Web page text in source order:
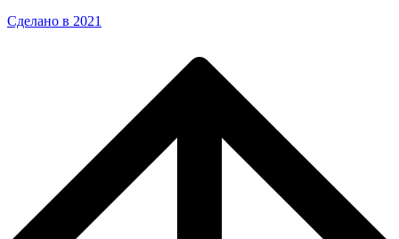
Сделано в 2021